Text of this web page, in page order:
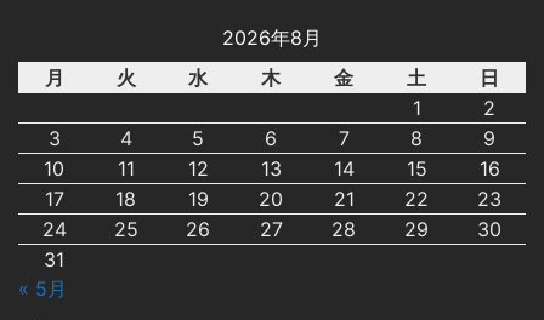
2026年8月
月
火 水 木 金 土
日
1
2
3
4 5 6 7 8
9
10
11 12 13 14 15
16
17
18 19 20 21 22
23
24
25 26 27 28 29
30
31
« 5月